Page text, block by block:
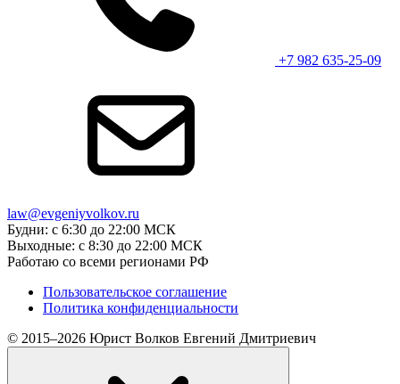
+7 982 635-25-09
law@evgeniyvolkov.ru
Будни: с 6:30 до 22:00 МСК
Выходные: с 8:30 до 22:00 МСК
Работаю со всеми регионами РФ
Пользовательское соглашение
Политика конфиденциальности
© 2015–2026 Юрист Волков Евгений Дмитриевич